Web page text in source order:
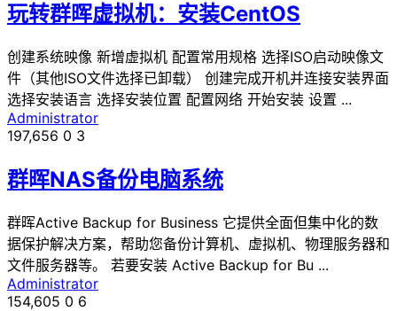
玩转群晖虚拟机：安装CentOS
创建系统映像 新增虚拟机 配置常用规格 选择ISO启动映像文
件（其他ISO文件选择已卸载） 创建完成开机并连接安装界面
选择安装语言 选择安装位置 配置网络 开始安装 设置 ...
Administrator
197,656 0 3
群晖NAS备份电脑系统
群晖Active Backup for Business 它提供全面但集中化的数
据保护解决方案，帮助您备份计算机、虚拟机、物理服务器和
文件服务器等。 若要安装 Active Backup for Bu ...
Administrator
154,605 0 6